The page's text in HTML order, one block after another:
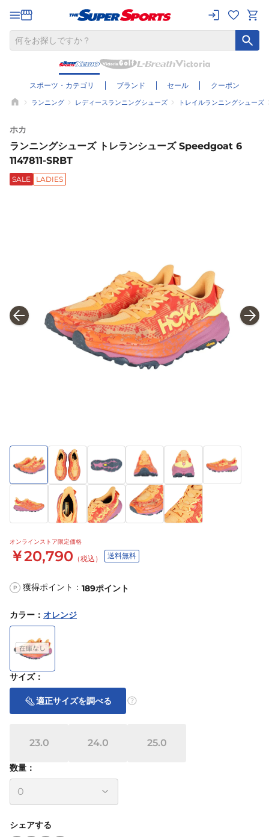
スポーツ・カテゴリ ブランド セール クーポン
ランニング レディースランニングシューズ トレイルランニングシューズ
ホカ
ランニングシューズ トレランシューズ Speedgoat 6
1147811-SRBT
SALE LADIES
オンラインストア限定価格
￥20,790 （税込） 送料無料
P 獲得ポイント： 189ポイント
カラー ： オレンジ
サイズ：
適正サイズを調べる
23.0 24.0 25.0
数量：
シェアする